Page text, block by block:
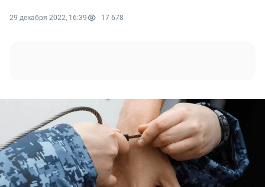
29 декабря 2022, 16:39 17 678